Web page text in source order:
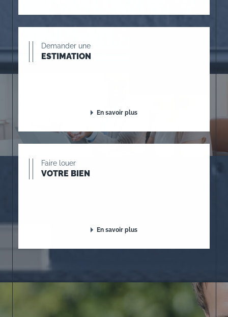
Demander une
ESTIMATION
En savoir plus
Faire louer
VOTRE BIEN
En savoir plus